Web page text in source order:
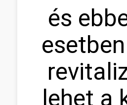
és
lehet a